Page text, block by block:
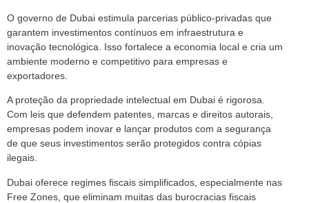
O governo de Dubai estimula parcerias público-privadas que
garantem investimentos contínuos em infraestrutura e
inovação tecnológica. Isso fortalece a economia local e cria um
ambiente moderno e competitivo para empresas e
exportadores.
A proteção da propriedade intelectual em Dubai é rigorosa.
Com leis que defendem patentes, marcas e direitos autorais,
empresas podem inovar e lançar produtos com a segurança
de que seus investimentos serão protegidos contra cópias
ilegais.
Dubai oferece regimes fiscais simplificados, especialmente nas
Free Zones, que eliminam muitas das burocracias fiscais